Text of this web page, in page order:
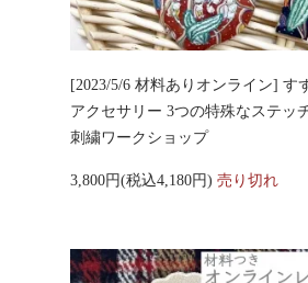
[2023/5/6 材料ありオンライン] す
アクセサリー 3つの特殊なステッ
刺繍ワークショップ
3,800円(税込4,180円) 売り切れ